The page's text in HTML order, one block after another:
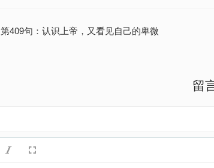
第409句：认识上帝，又看见自己的卑微
留